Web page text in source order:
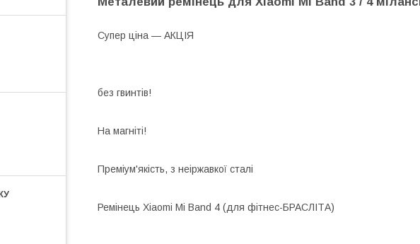
Супер ціна — АКЦІЯ
без гвинтів!
На магніті!
Преміум'якість, з неіржавкої сталі
Ремінець Xiaomi Mi Band 4 (для фітнес-БРАСЛІТА)